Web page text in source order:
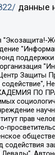
данные
Некоммерческая организация "Фонд по борьбе с коррупцией", Автономная некоммерческая организация "Институт права и публичной политики", Баданин Роман Сергеевич, Гликин Максим Александрович, Железнова Мария Михайловна, Лукьянова Юлия Сергеевна, Маетная Елизавета Витальевна, Маняхин Петр Борисович, Чуракова Ольга Владимировна, Ярош Юлия Петровна, Юридическое лицо "The Insider SIA", зарегистрированное в Риге, Латвийская Республика (дата регистрации 26.06.2015), являющееся администратором доменного имени интернет-издания "The Insider SIA", https://theins.ru, Постернак Алексей Евгеньевич, Рубин Михаил Аркадьевич, Анин Роман Александрович, Юридическое лицо Istories fonds, зарегистрированное в Латвийской Республике (регистрационный номер 50008295751,